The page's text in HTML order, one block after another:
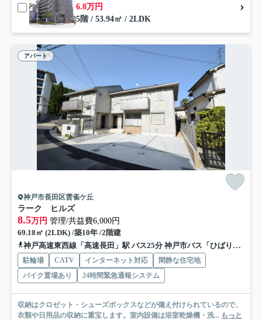
6.8万円
5階 / 53.94㎡ / 2LDK
アパート
神戸市長田区雲雀ケ丘
ラーク ヒルズ
8.5万円 管理/共益費6,000円
69.18㎡ (2LDK) /築10年 /2階建
神戸高速東西線「高速長田」駅 バス25分 神戸市バス「ひばりが丘（神戸市長田区）」 停歩7分
駐輪場 CATV インターネット対応
閑静な住宅地
バイク置場あり
24時間緊急通報システム
収納はクロゼット・シューズボックスなどが備え付けられているので、
衣類や日用品の収納に重宝します。室内設備は浴室乾燥機・洗... もっと